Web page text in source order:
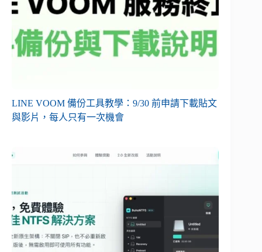
LINE VOOM 備份工具教學：9/30 前申請下載貼文
與影片，每人只有一次機會